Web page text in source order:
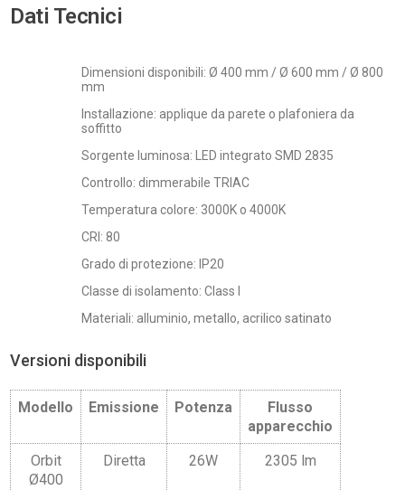
Dati Tecnici
Dimensioni disponibili: Ø 400 mm / Ø 600 mm / Ø 800
mm
Installazione: applique da parete o plafoniera da
soffitto
Sorgente luminosa: LED integrato SMD 2835
Controllo: dimmerabile TRIAC
Temperatura colore: 3000K o 4000K
CRI: 80
Grado di protezione: IP20
Classe di isolamento: Class I
Materiali: alluminio, metallo, acrilico satinato
Versioni disponibili
Modello Emissione Potenza
Flusso
apparecchio
Orbit
Ø400
Diretta 26W 2305 lm